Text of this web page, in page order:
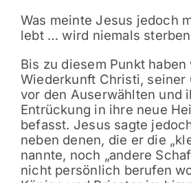
Was meinte Jesus jedoch
lebt … wird niemals
Bis zu diesem Punkt
Wiederkunft Christi, seiner
vor den Auserwählten und
Entrückung in ihre neue
befasst. Jesus sagte
neben denen, die er die
nannte, noch „andere
nicht persönlich berufen